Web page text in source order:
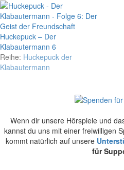
Huckepuck – Der
Klabautermann 6
Reihe: Huckepuck der
Klabautermann
Wenn dir unsere Hörspiele und
kannst du uns mit einer freiwilligen
kommt natürlich auf unsere
für